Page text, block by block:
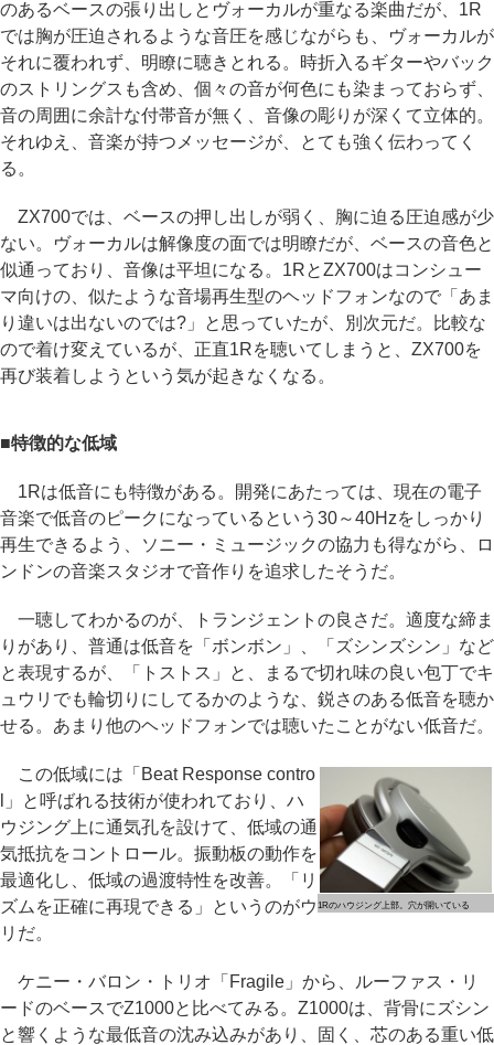
のあるベースの張り出しとヴォーカルが重なる楽曲だが、1R
では胸が圧迫されるような音圧を感じながらも、ヴォーカルが
それに覆われず、明瞭に聴きとれる。時折入るギターやバック
のストリングスも含め、個々の音が何色にも染まっておらず、
音の周囲に余計な付帯音が無く、音像の彫りが深くて立体的。
それゆえ、音楽が持つメッセージが、とても強く伝わってく
る。
ZX700では、ベースの押し出しが弱く、胸に迫る圧迫感が少
ない。ヴォーカルは解像度の面では明瞭だが、ベースの音色と
似通っており、音像は平坦になる。1RとZX700はコンシュー
マ向けの、似たような音場再生型のヘッドフォンなので「あま
り違いは出ないのでは?」と思っていたが、別次元だ。比較な
ので着け変えているが、正直1Rを聴いてしまうと、ZX700を
再び装着しようという気が起きなくなる。
■特徴的な低域
1Rは低音にも特徴がある。開発にあたっては、現在の電子
音楽で低音のピークになっているという30～40Hzをしっかり
再生できるよう、ソニー・ミュージックの協力も得ながら、ロ
ンドンの音楽スタジオで音作りを追求したそうだ。
一聴してわかるのが、トランジェントの良さだ。適度な締ま
りがあり、普通は低音を「ボンボン」、「ズシンズシン」など
と表現するが、「トストス」と、まるで切れ味の良い包丁でキ
ュウリでも輪切りにしてるかのような、鋭さのある低音を聴か
せる。あまり他のヘッドフォンでは聴いたことがない低音だ。
1Rのハウジング上部。穴が開いている
この低域には「Beat Response contro
l」と呼ばれる技術が使われており、ハ
ウジング上に通気孔を設けて、低域の通
気抵抗をコントロール。振動板の動作を
最適化し、低域の過渡特性を改善。「リ
ズムを正確に再現できる」というのがウ
リだ。
ケニー・バロン・トリオ「Fragile」から、ルーファス・リ
ードのベースでZ1000と比べてみる。Z1000は、背骨にズシン
と響くような最低音の沈み込みがあり、固く、芯のある重い低